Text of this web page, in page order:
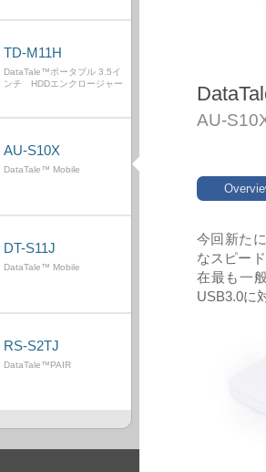
TD-M11H
DataTale™ポータブル 3.5イ
ンチ HDDエンクロージャー
AU-S10X
DataTale™ Mobile
DT-S11J
DataTale™ Mobile
RS-S2TJ
DataTale™PAIR
AU-
今回新た
なスピー
在最も一
USB3.0に